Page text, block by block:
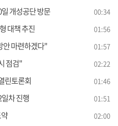
개성공단 방문 00:34
대책 추진 01:56
안 마련하겠다" 01:57
점검" 02:22
린토론회 01:46
차 진행 01:51
02:00